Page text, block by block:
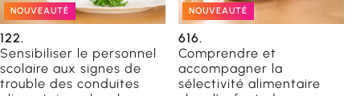
NOUVEAUTÉ
122.
Sensibiliser le personnel
scolaire aux signes de
trouble des conduites
NOUVEAUTÉ
616.
Comprendre et
accompagner la
sélectivité alimentaire